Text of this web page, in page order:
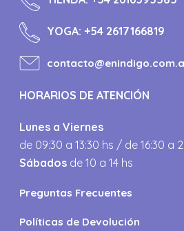
YOGA:+54 2617166819
HORARIOS DE ATENCIÓN
Lunes a Viernes
de 09:30 a 13:30 hs / de 16:30 a
Sábados de 10 a 14 hs
Preguntas Frecuentes
Políticas de Devolución